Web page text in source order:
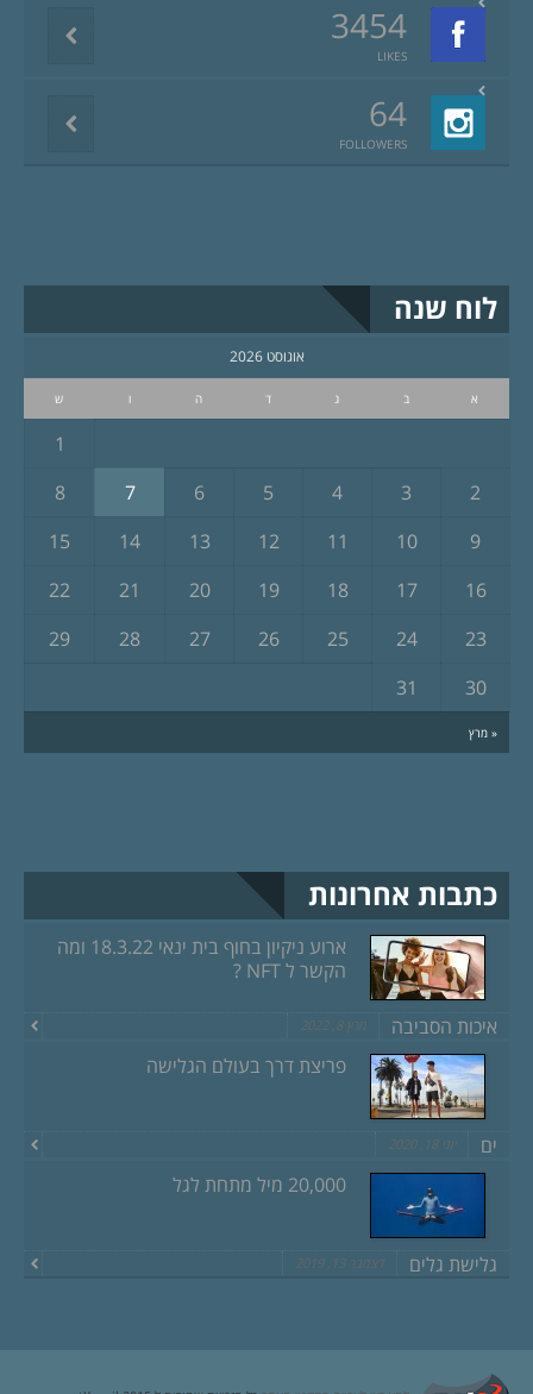
3454
LIKES
64
FOLLOWERS
לוח שנה
אוגוסט 2026
א ב ג ד ה ו ש
« מרץ
1
2
3
4
5
6
7
8
9
10
11
12
13
14
15
16
17
18
19
20
21
22
23
24
25
26
27
28
29
30
31
כתבות אחרונות
ארוע ניקיון בחוף בית ינאי 18.3.22 ומה
הקשר ל NFT ?
איכות הסביבה מרץ 8, 2022
פריצת דרך בעולם הגלישה
ים יוני 18, 2020
20,000 מיל מתחת לגל
גלישת גלים דצמבר 13, 2019